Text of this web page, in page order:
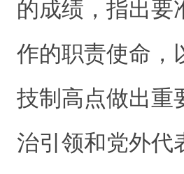
的成绩，指出要
作的职责使命，
技制高点做出重
治引领和党外代